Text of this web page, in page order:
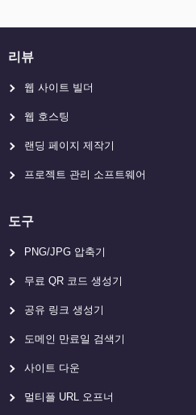
리뷰
웹 사이트 빌더
웹 호스팅
랜딩 페이지 제작기
프로젝트 관리 소프트웨어
도구
PNG/JPG 압축기
무료 QR 코드 생성기
공유 링크 생성기
도메인 만료일 검색기
사이트 다운
멀티플 URL 오프너